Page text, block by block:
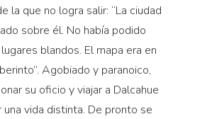
la que no logra salir: “La ciudad
sobre él. No había podido
blandos. El mapa era en
Agobiado y paranoico,
su oficio y viajar a Dalcahue
una vida distinta. De pronto se